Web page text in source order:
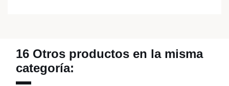
16 Otros productos en la misma
categoría: